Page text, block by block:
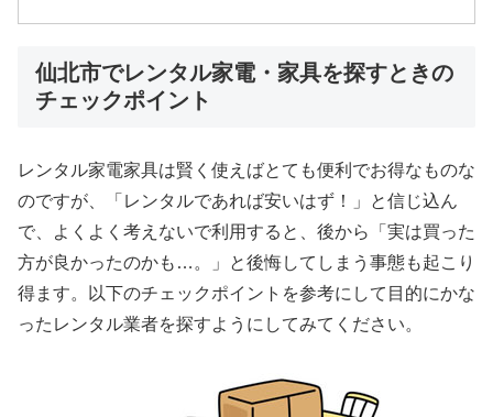
仙北市でレンタル家電・家具を探すときの
チェックポイント
レンタル家電家具は賢く使えばとても便利でお得なものな
のですが、「レンタルであれば安いはず！」と信じ込ん
で、よくよく考えないで利用すると、後から「実は買った
方が良かったのかも…。」と後悔してしまう事態も起こり
得ます。以下のチェックポイントを参考にして目的にかな
ったレンタル業者を探すようにしてみてください。